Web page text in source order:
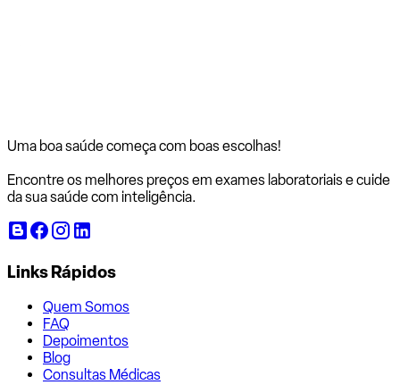
Uma boa saúde começa com boas escolhas!
Encontre os melhores preços em exames laboratoriais e cuide
da sua saúde com inteligência.
Links Rápidos
Quem Somos
FAQ
Depoimentos
Blog
Consultas Médicas